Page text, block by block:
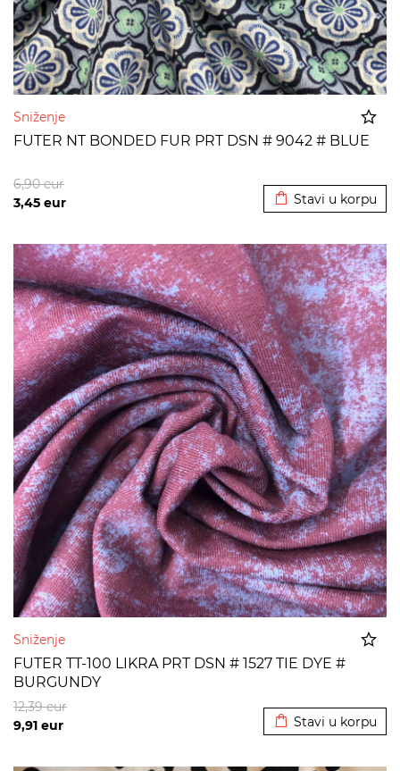
Sniženje
FUTER NT BONDED FUR PRT DSN # 9042 # BLUE
3,45 eur
6,90eur
Stavi u korpu
Sniženje
FUTER TT-100 LIKRA PRT DSN # 1527 TIE DYE #
BURGUNDY
9,91 eur
12,39eur
Stavi u korpu